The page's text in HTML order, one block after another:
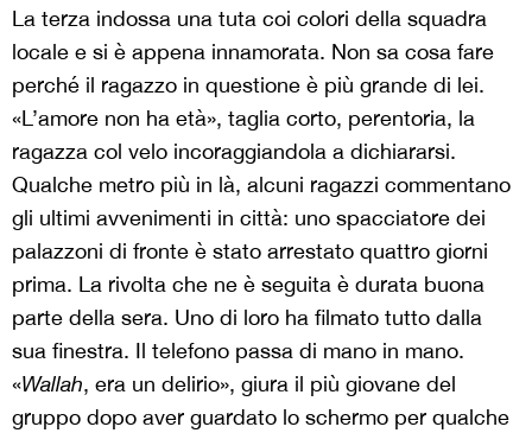
La terza indossa una tuta coi colori della squadra
locale e si è appena innamorata. Non sa cosa fare
perché il ragazzo in questione è più grande di lei.
«L’amore non ha età», taglia corto, perentoria, la
ragazza col velo incoraggiandola a dichiararsi.
Qualche metro più in là, alcuni ragazzi commentano
gli ultimi avvenimenti in città: uno spacciatore dei
palazzoni di fronte è stato arrestato quattro giorni
prima. La rivolta che ne è seguita è durata buona
parte della sera. Uno di loro ha filmato tutto dalla
sua finestra. Il telefono passa di mano in mano.
«Wallah, era un delirio», giura il più giovane del
gruppo dopo aver guardato lo schermo per qualche